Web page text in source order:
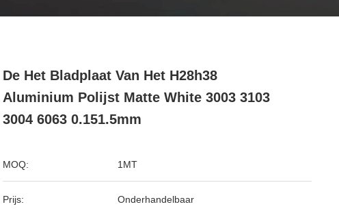
De Het Bladplaat Van Het H28h38
Aluminium Polijst Matte White 3003 3103
3004 6063 0.151.5mm
MOQ: 1MT
Prijs: Onderhandelbaar